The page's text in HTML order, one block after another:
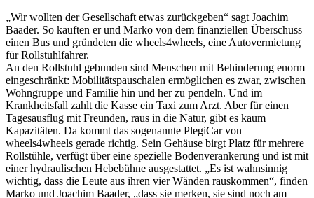
„Wir wollten der Gesellschaft etwas zurückgeben“ sagt Joachim
Baader. So kauften er und Marko von dem finanziellen Überschuss
einen Bus und gründeten die wheels4wheels, eine Autovermietung
für Rollstuhlfahrer.
An den Rollstuhl gebunden sind Menschen mit Behinderung enorm
eingeschränkt: Mobilitätspauschalen ermöglichen es zwar, zwischen
Wohngruppe und Familie hin und her zu pendeln. Und im
Krankheitsfall zahlt die Kasse ein Taxi zum Arzt. Aber für einen
Tagesausflug mit Freunden, raus in die Natur, gibt es kaum
Kapazitäten. Da kommt das sogenannte PlegiCar von
wheels4wheels gerade richtig. Sein Gehäuse birgt Platz für mehrere
Rollstühle, verfügt über eine spezielle Bodenverankerung und ist mit
einer hydraulischen Hebebühne ausgestattet. „Es ist wahnsinnig
wichtig, dass die Leute aus ihren vier Wänden rauskommen“, finden
Marko und Joachim Baader, „dass sie merken, sie sind noch am